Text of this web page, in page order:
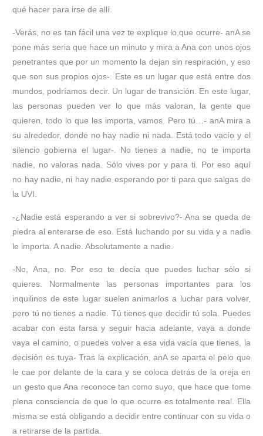
qué hacer para irse de allí.
-Verás, no es tan fácil una vez te explique lo que ocurre- anA se
pone más seria que hace un minuto y mira a Ana con unos ojos
penetrantes que por un momento la dejan sin respiración, y eso
que son sus propios ojos-. Este es un lugar que está entre dos
mundos, podríamos decir. Un lugar de transición. En este lugar,
las personas pueden ver lo que más valoran, la gente que
quieren, todo lo que les importa, vamos. Pero tú…- anA mira a
su alrededor, donde no hay nadie ni nada. Está todo vacío y el
silencio gobierna el lugar-. No tienes a nadie, no te importa
nadie, no valoras nada. Sólo vives por y para ti. Por eso aquí
no hay nadie, ni hay nadie esperando por ti para que salgas de
la UVI.
-¿Nadie está esperando a ver si sobrevivo?- Ana se queda de
piedra al enterarse de eso. Está luchando por su vida y a nadie
le importa. A nadie. Absolutamente a nadie.
-No, Ana, no. Por eso te decía que puedes luchar sólo si
quieres. Normalmente las personas importantes para los
inquilinos de este lugar suelen animarlos a luchar para volver,
pero tú no tienes a nadie. Tú tienes que decidir tú sola. Puedes
acabar con esta farsa y seguir hacia adelante, vaya a donde
vaya el camino, o puedes volver a esa vida vacía que tienes, la
decisión es tuya- Tras la explicación, anA se aparta el pelo que
le cae por delante de la cara y se coloca detrás de la oreja en
un gesto que Ana reconoce tan como suyo, que hace que tome
plena consciencia de que lo que ocurre es totalmente real. Ella
misma se está obligando a decidir entre continuar con su vida o
a retirarse de la partida.